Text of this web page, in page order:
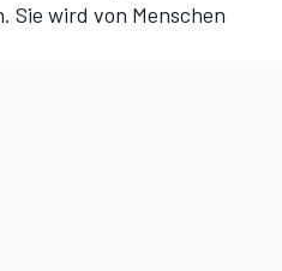
Sie wird von Menschen